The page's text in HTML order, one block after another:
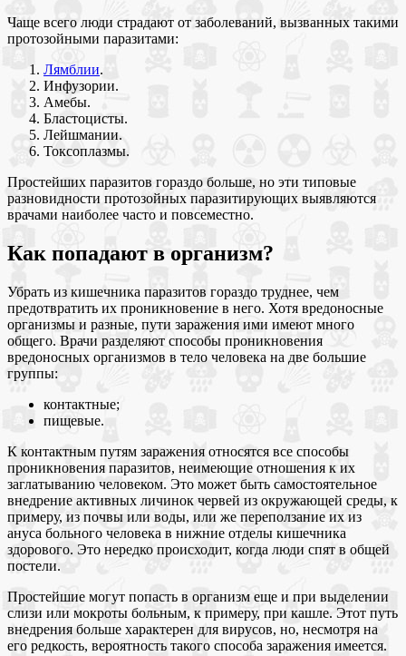
Чаще всего люди страдают от заболеваний, вызванных такими
протозойными паразитами:
Лямблии.
Инфузории.
Амебы.
Бластоцисты.
Лейшмании.
Токсоплазмы.
Простейших паразитов гораздо больше, но эти типовые
разновидности протозойных паразитирующих выявляются
врачами наиболее часто и повсеместно.
Как попадают в организм?
Убрать из кишечника паразитов гораздо труднее, чем
предотвратить их проникновение в него. Хотя вредоносные
организмы и разные, пути заражения ими имеют много
общего. Врачи разделяют способы проникновения
вредоносных организмов в тело человека на две большие
группы:
контактные;
пищевые.
К контактным путям заражения относятся все способы
проникновения паразитов, неимеющие отношения к их
заглатыванию человеком. Это может быть самостоятельное
внедрение активных личинок червей из окружающей среды, к
примеру, из почвы или воды, или же переползание их из
ануса больного человека в нижние отделы кишечника
здорового. Это нередко происходит, когда люди спят в общей
постели.
Простейшие могут попасть в организм еще и при выделении
слизи или мокроты больным, к примеру, при кашле. Этот путь
внедрения больше характерен для вирусов, но, несмотря на
его редкость, вероятность такого способа заражения имеется.